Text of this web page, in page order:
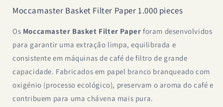
Cesto
Cesto
Moccamaster Basket Filter Paper 1.000 pieces
Os Moccamaster Basket Filter Paper foram desenvolvidos
para garantir uma extração limpa, equilibrada e
consistente em máquinas de café de filtro de grande
capacidade. Fabricados em papel branco branqueado com
oxigénio (processo ecológico), preservam o aroma do café e
contribuem para uma chávena mais pura.